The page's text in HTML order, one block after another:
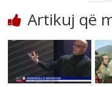
Artikuj që